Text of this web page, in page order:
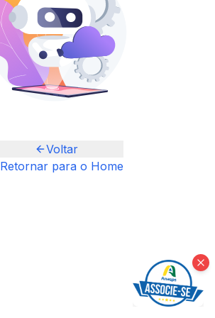
Voltar
Retornar para o Home